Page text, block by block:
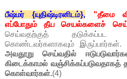
பீஷ்மர் {யுதிஷ்டிரனிடம்},
"தீமை
எப்போதும் தீய செயல்களைச்
செய்வதற்குத் தடுக்கப்பட
கொண்டவர்களாகவும் இருப்பார்கள்.
அவதூறு செய்வதில்
கிடைக்காமல் வஞ்சிக்கப்படுவதாகத்
கொள்வார்கள்.(4)